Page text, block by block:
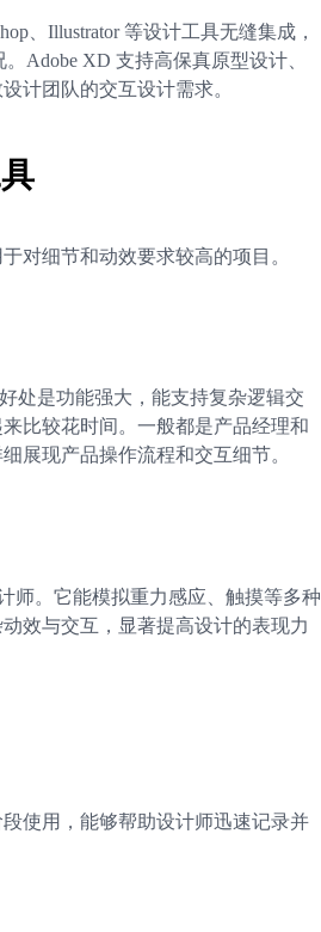
、Illustrator 等设计工具无缝集成，
Adobe XD 支持高保真原型设计、
计团队的交互设计需求。
对细节和动效要求较高的项目。
处是功能强大，能支持复杂逻辑交
比较花时间。一般都是产品经理和
展现产品操作流程和交互细节。
师。它能模拟重力感应、触摸等多种
效与交互，显著提高设计的表现力
使用，能够帮助设计师迅速记录并